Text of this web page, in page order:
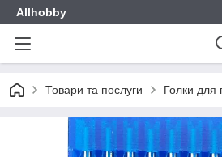
Allhobby
Товари та послуги Голки